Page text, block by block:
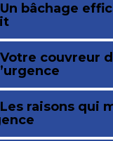
bâchage
couvreur
raisons qui